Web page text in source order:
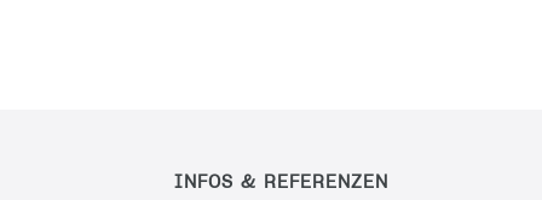
INFOS & REFERENZEN